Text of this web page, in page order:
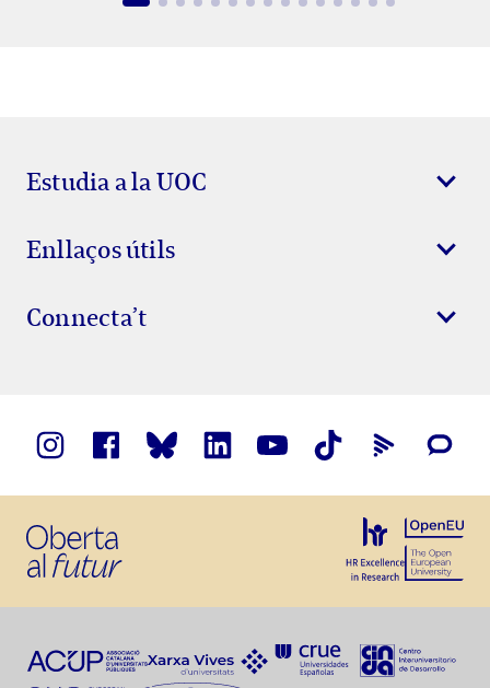
Estudia a la UOC
Enllaços útils
Connecta’t